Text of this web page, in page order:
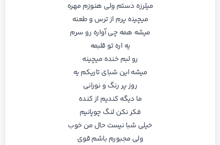
ﻣﻴﻠﺮزه دﺳﺘﻢ وﻟﻰ ﻫﻨﻮزم ﻣﻬﺮه
ﻣﻴﭽﻴﻨه ﭘﺮم از ﺗﺮس و ﻃﻌﻨﻪ
ﻣﻴﺸﻪ ﻫﻤﻪ ﭼﻰ آواره رو ﺳﺮم
ﻳﻪ اره ﺗﻮ ﻗﻠﺒﻤﻪ
رو ﻟﺒﻢ ﺧﻨﺪه ﻣﻴﭽﻴﻨﻪ
ﻣﻴﺸﻪ اﻳﻦ ﺷﺒﺎی ﺗﺎرﻳﻜﻢ ﻳﻪ
روز ﭘﺮ رﻧﮓ و ﻧﻮراﻧﻰ
ما دیگه کندیم از کنده
فکر نکن لنگ چوپانیم
ﺧﻴﻠﻰ ﺷﺒﺎ ﻧﻴﺴﺖ ﺣﺎل ﻣﻦ ﺧﻮب
وﻟﻰ ﻣﺠﺒﻮرم ﺑﺎﺷﻢ ﻗﻮی